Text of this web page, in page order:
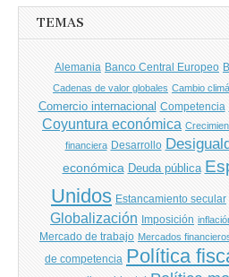
TEMAS
Alemania Banco Central Europeo
Cadenas de valor globales Cambio
Comercio internacional Competencia
Coyuntura económica
financiera Desarrollo
económica Deuda pública
Unidos Estancamiento secular
Globalización Imposición
Mercado de trabajo Mercados
de competencia Política